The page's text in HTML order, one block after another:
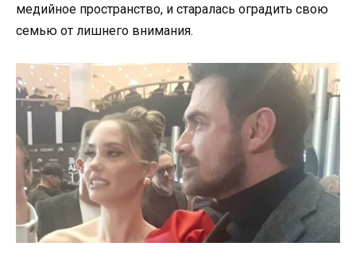
медийное пространство, и старалась оградить свою
семью от лишнего внимания.